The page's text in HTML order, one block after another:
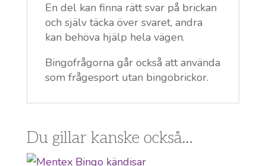
En del kan finna rätt svar på brickan
och själv täcka över svaret, andra
kan behöva hjälp hela vägen.
Bingofrågorna går också att använda
som frågesport utan bingobrickor.
Du gillar kanske också…